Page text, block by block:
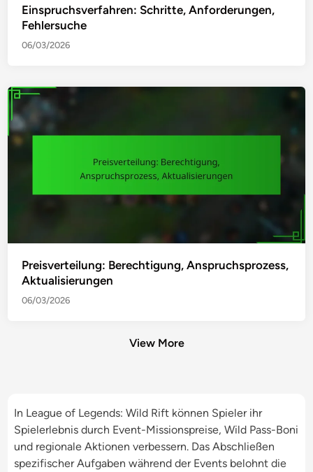
Einspruchsverfahren: Schritte, Anforderungen,
Fehlersuche
06/03/2026
Preisverteilung: Berechtigung, Anspruchsprozess,
Aktualisierungen
06/03/2026
View More
In League of Legends: Wild Rift können Spieler ihr
Spielerlebnis durch Event-Missionspreise, Wild Pass-Boni
und regionale Aktionen verbessern. Das Abschließen
spezifischer Aufgaben während der Events belohnt die